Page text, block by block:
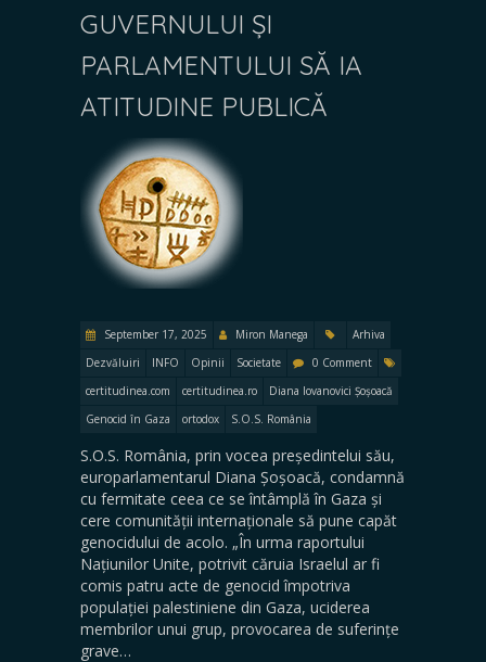
GUVERNULUI ȘI
PARLAMENTULUI SĂ IA
ATITUDINE PUBLICĂ
September 17, 2025 Miron Manega
Arhiva
Dezvăluiri
INFO Opinii Societate
0 Comment
certitudinea.com
certitudinea.ro
Diana Iovanovici Șoșoacă
Genocid în Gaza
ortodox S.O.S. România
S.O.S. România, prin vocea președintelui său,
europarlamentarul Diana Șoșoacă, condamnă
cu fermitate ceea ce se întâmplă în Gaza și
cere comunității internaționale să pune capăt
genocidului de acolo. „În urma raportului
Națiunilor Unite, potrivit căruia Israelul ar fi
comis patru acte de genocid împotriva
populației palestiniene din Gaza, uciderea
membrilor unui grup, provocarea de suferințe
grave…